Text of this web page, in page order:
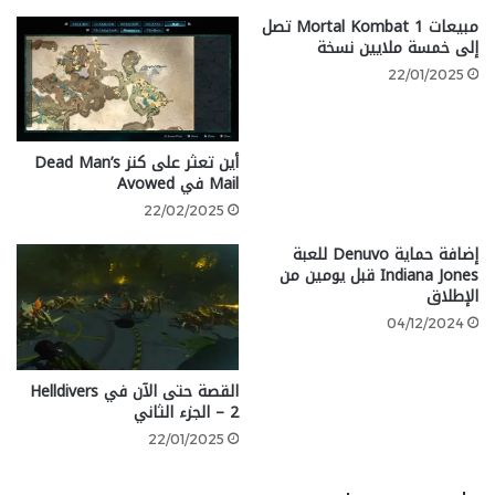
Watch_Dogs
كان من الممكن أن يقدم المشهد السينمائي الأول، الذي
يوضح كيف تم الإيقاع بالبطل Aiden Pearce، تجربة لعب
مشوقة. لكن للأسف، هو مشهد غير تفاعلي ويُستخدم فقط
لتسريع سرد حبكة الانتقام، ومع الأدوات المحدودة المتاحة
مبيعات Mortal Kombat 1 تصل
إلى خمسة ملايين نسخة
22/01/2025
أين تعثر على كنز Dead Man’s
Mail في Avowed
22/02/2025
إضافة حماية Denuvo للعبة
Indiana Jones قبل يومين من
الإطلاق
04/12/2024
القصة حتى الآن في Helldivers
2 – الجزء الثاني
22/01/2025